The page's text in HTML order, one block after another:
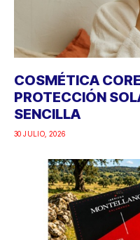
COSMÉTICA
PROTECCIÓN
SENCILLA
30 JULIO, 2026